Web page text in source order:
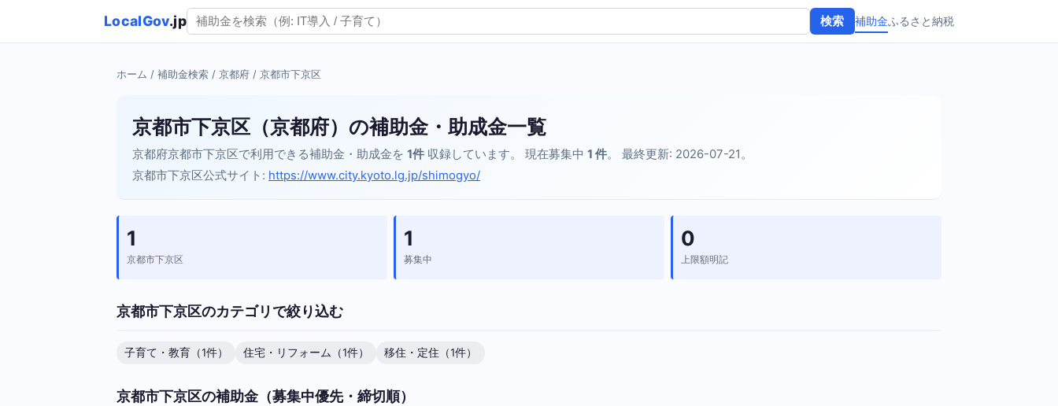
LocalGov.jp 検索 補助金ふるさと納税
ホーム / 補助金検索 / 京都府 / 京都市下京区
京都市下京区（京都府）の補助金・助成金一覧
京都府京都市下京区で利用できる補助金・助成金を 1件 収録しています。 現在募集中 1 件。 最終更新: 2026-07-21。
京都市下京区公式サイト: https://www.city.kyoto.lg.jp/shimogyo/
1
京都市下京区
1
募集中
0
上限額明記
京都市下京区のカテゴリで絞り込む
子育て・教育（1件） 住宅・リフォーム（1件） 移住・定住（1件）
京都市下京区の補助金（募集中優先・締切順）